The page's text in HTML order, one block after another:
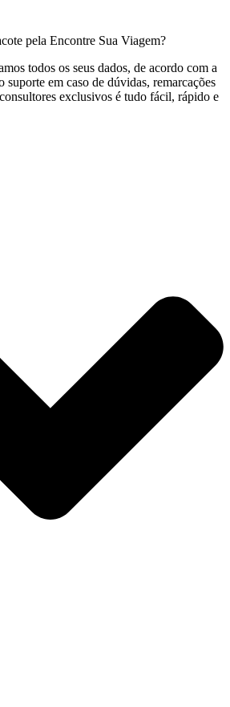
pela Encontre Sua Viagem?
todos os seus dados, de acordo com a
em caso de dúvidas, remarcações
exclusivos é tudo fácil, rápido e